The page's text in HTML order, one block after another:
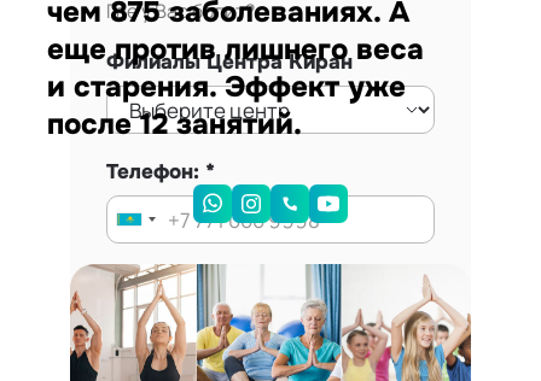
Где у Вас болит?
Филиалы Центра Киран
Телефон:
Запись на консультацию
чем 875 заболеваниях. А
еще против лишнего веса
и старения. Эффект уже
после 12 занятий.